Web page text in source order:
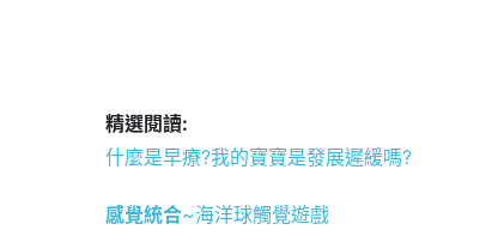
精選閱讀:
什麼是早療?我的寶寶是發展遲緩嗎?
感覺統合~海洋球觸覺遊戲